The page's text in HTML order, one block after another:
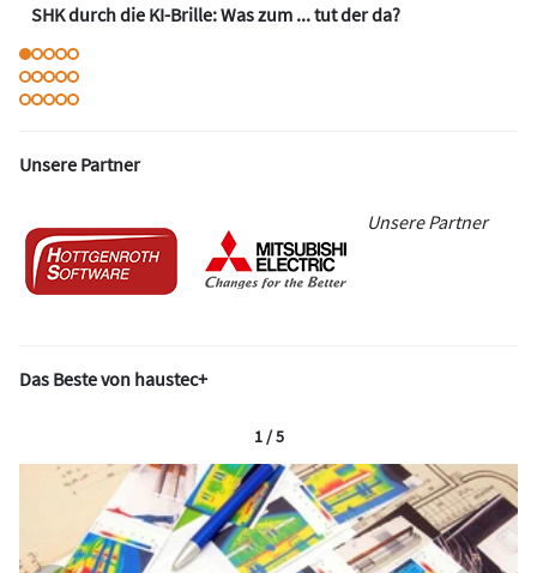
SHK durch die KI-Brille: Was zum ... tut der da?
Unsere Partner
Unsere Partner
Das Beste von haustec+
1 / 5